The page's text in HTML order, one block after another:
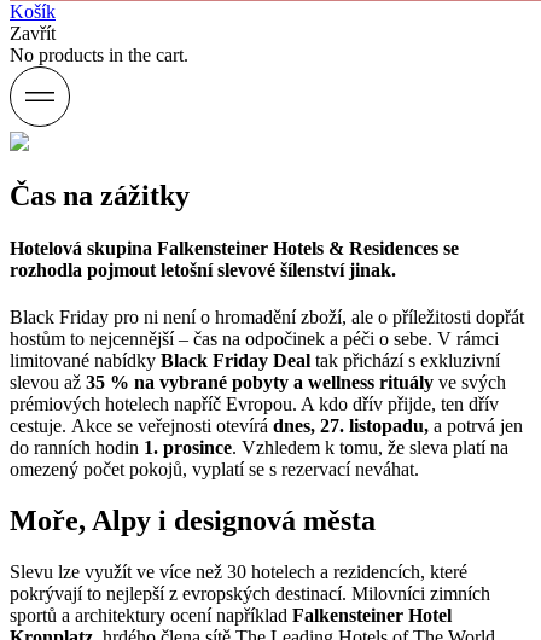
Košík
Zavřít
No products in the cart.
Čas na zážitky
Hotelová skupina Falkensteiner Hotels & Residences se
rozhodla pojmout letošní slevové šílenství jinak.
Black Friday pro ni není o hromadění zboží, ale o příležitosti dopřát
hostům to nejcennější – čas na odpočinek a péči o sebe. V rámci
limitované nabídky Black Friday Deal tak přichází s exkluzivní
slevou až 35 % na vybrané pobyty a wellness rituály ve svých
prémiových hotelech napříč Evropou. A kdo dřív přijde, ten dřív
cestuje. Akce se veřejnosti otevírá dnes, 27. listopadu, a potrvá jen
do ranních hodin 1. prosince. Vzhledem k tomu, že sleva platí na
omezený počet pokojů, vyplatí se s rezervací neváhat.
Moře, Alpy i designová města
Slevu lze využít ve více než 30 hotelech a rezidencích, které
pokrývají to nejlepší z evropských destinací. Milovníci zimních
sportů a architektury ocení například Falkensteiner Hotel